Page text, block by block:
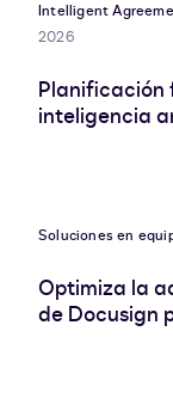
Intelligent
2026
Planificación
inteligencia
Soluciones en
Optimiza la
de Docusign